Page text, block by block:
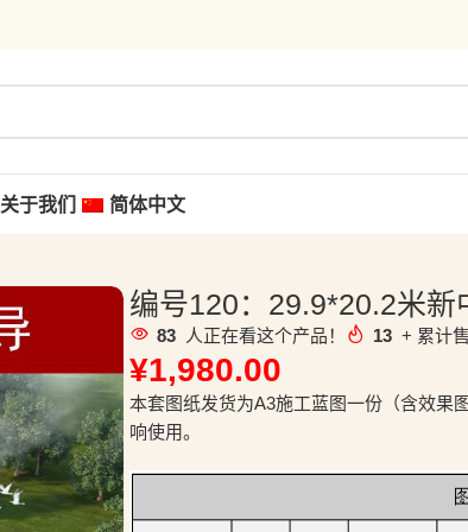
关于我们
简体中文
编号120：29.9*20.2米新
83 人正在看这个产品！ 13 + 累计
¥1,980.00
本套图纸发货为A3施工蓝图一份（含效果
响使用。